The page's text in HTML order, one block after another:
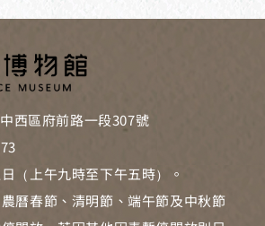
西區府前路一段307號
（上午九時至下午五時）。
曆春節、清明節、端午節及中秋節